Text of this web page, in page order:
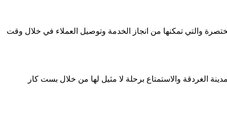
والتي تمكنها من انجاز الخدمة وتوصيل العملاء في خلال وقت
الغردقة والاستمتاع برحلة لا مثيل لها من خلال بست كار